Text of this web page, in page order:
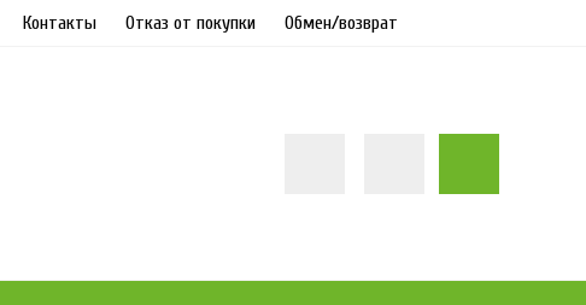
Контакты Отказ от покупки Обмен/возврат